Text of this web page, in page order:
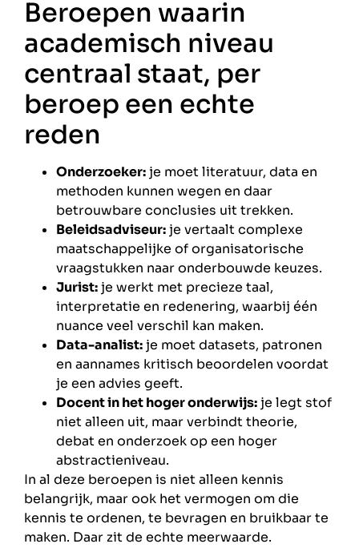
Beroepen waarin
academisch niveau
centraal staat, per
beroep een echte
reden
Onderzoeker:je moet literatuur, data en
methoden kunnen wegen en daar
betrouwbare conclusies uit trekken.
Beleidsadviseur:je vertaalt complexe
maatschappelijke of organisatorische
vraagstukken naar onderbouwde keuzes.
Jurist:je werkt met precieze taal,
interpretatie en redenering, waarbij één
nuance veel verschil kan maken.
Data-analist:je moet datasets, patronen
en aannames kritisch beoordelen voordat
je een advies geeft.
Docent in het hoger onderwijs:je legt stof
niet alleen uit, maar verbindt theorie,
debat en onderzoek op een hoger
abstractieniveau.
In al deze beroepen is niet alleen kennis
belangrijk, maar ook het vermogen om die
kennis te ordenen, te bevragen en bruikbaar te
maken. Daar zit de echte meerwaarde.